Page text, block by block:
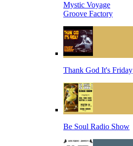
Mystic Voyage
Groove Factory
Thank God It's Friday
Be Soul Radio Show